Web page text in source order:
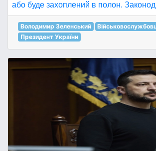
або буде захоплений в полон.
Володимир Зеленський
Президент України